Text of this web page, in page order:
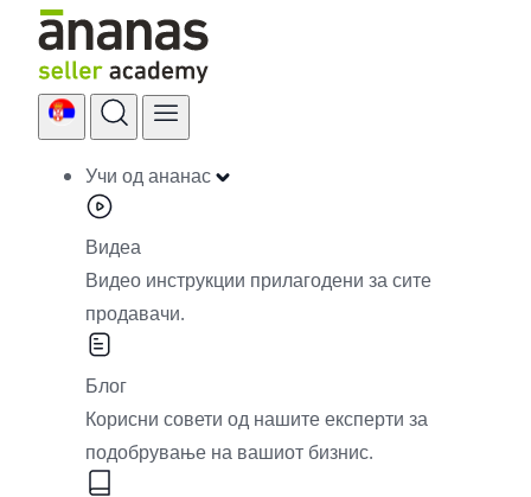
Skip
content
Учи од ананас
Видеа
Видео инструкции прилагодени за сите
продавачи.
Блог
Корисни совети од нашите експерти за
подобрување на вашиот бизнис.